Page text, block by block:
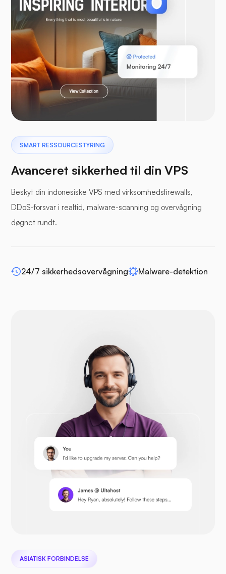
WooCommerce
Laravel
Pterodactyl
Bufferpanel
Drupal
Opencart
Prestashop
Nextcloud
SMART RESSOURCESTYRING
Avanceret sikkerhed til din VPS
Beskyt din indonesiske VPS med virksomhedsfirewalls,
DDoS-forsvar i realtid, malware-scanning og overvågning
døgnet rundt.
24/7 sikkerhedsovervågning Malware-detektion
ASIATISK FORBINDELSE